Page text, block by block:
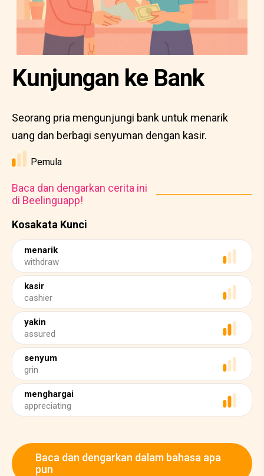
Kosakata Kunci
menarik
withdraw
kasir
cashier
yakin
assured
senyum
grin
menghargai
appreciating
Kunjungan ke Bank
Seorang pria mengunjungi bank untuk menarik
uang dan berbagi senyuman dengan kasir.
Pemula
Baca dan dengarkan cerita ini
di Beelinguapp!
Baca dan dengarkan dalam bahasa apa
pun